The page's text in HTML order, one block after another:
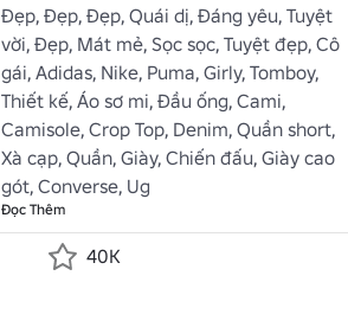
Đẹp, Đẹp, Đẹp, Quái dị, Đáng yêu, Tuyệt
vời, Đẹp, Mát mẻ, Sọc sọc, Tuyệt đẹp, Cô
gái, Adidas, Nike, Puma, Girly, Tomboy,
Thiết kế, Áo sơ mi, Đầu ống, Cami,
Camisole, Crop Top, Denim, Quần short,
Xà cạp, Quần, Giày, Chiến đấu, Giày cao
gót, Converse, Ug
Đọc Thêm
40K